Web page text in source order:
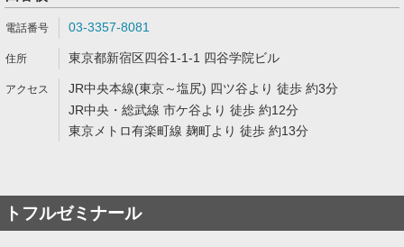
03-3357-8081
東京都新宿区四谷1-1-1 四谷学院ビル
JR中央本線(東京～塩尻) 四ツ谷より 徒歩 約3分
JR中央・総武線 市ケ谷より 徒歩 約12分
東京メトロ有楽町線 麹町より 徒歩 約13分
トフルゼミナール